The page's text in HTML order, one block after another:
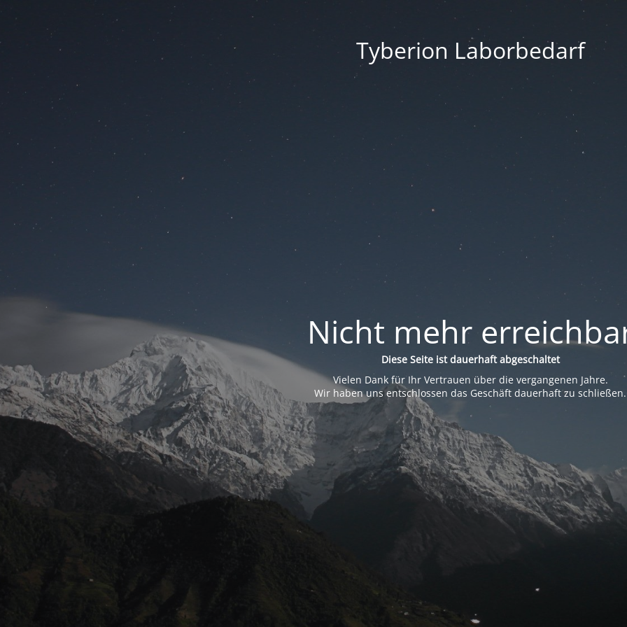
Tyberion Laborbedarf
Nicht mehr
Diese Seite ist dauerhaft abgeschaltet
Vielen Dank für Ihr Vertrauen über die vergangenen Jahre.
Wir haben uns entschlossen das Geschäft dauerhaft zu schließen.